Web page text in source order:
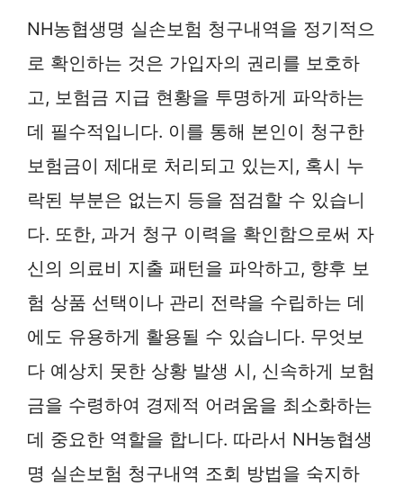
NH농협생명 실손보험 청구내역을 정기적으
로 확인하는 것은 가입자의 권리를 보호하
고, 보험금 지급 현황을 투명하게 파악하는
데 필수적입니다. 이를 통해 본인이 청구한
보험금이 제대로 처리되고 있는지, 혹시 누
락된 부분은 없는지 등을 점검할 수 있습니
다. 또한, 과거 청구 이력을 확인함으로써 자
신의 의료비 지출 패턴을 파악하고, 향후 보
험 상품 선택이나 관리 전략을 수립하는 데
에도 유용하게 활용될 수 있습니다. 무엇보
다 예상치 못한 상황 발생 시, 신속하게 보험
금을 수령하여 경제적 어려움을 최소화하는
데 중요한 역할을 합니다. 따라서 NH농협생
명 실손보험 청구내역 조회 방법을 숙지하